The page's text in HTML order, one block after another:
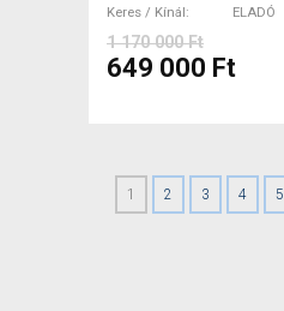
Keres / Kínál
ELADÓ
1 170 000 Ft
649 000 Ft
1 2 3 4 5